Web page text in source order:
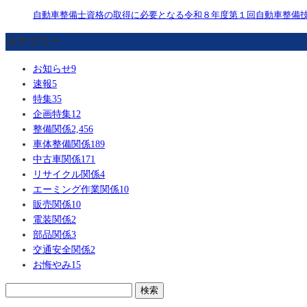
自動車整備士資格の取得に必要となる令和８年度第１回自動車整備
カテゴリー
お知らせ9
速報5
特集35
企画特集12
整備関係2,456
車体整備関係189
中古車関係171
リサイクル関係4
エーミング作業関係10
販売関係10
電装関係2
部品関係3
交通安全関係2
お悔やみ15